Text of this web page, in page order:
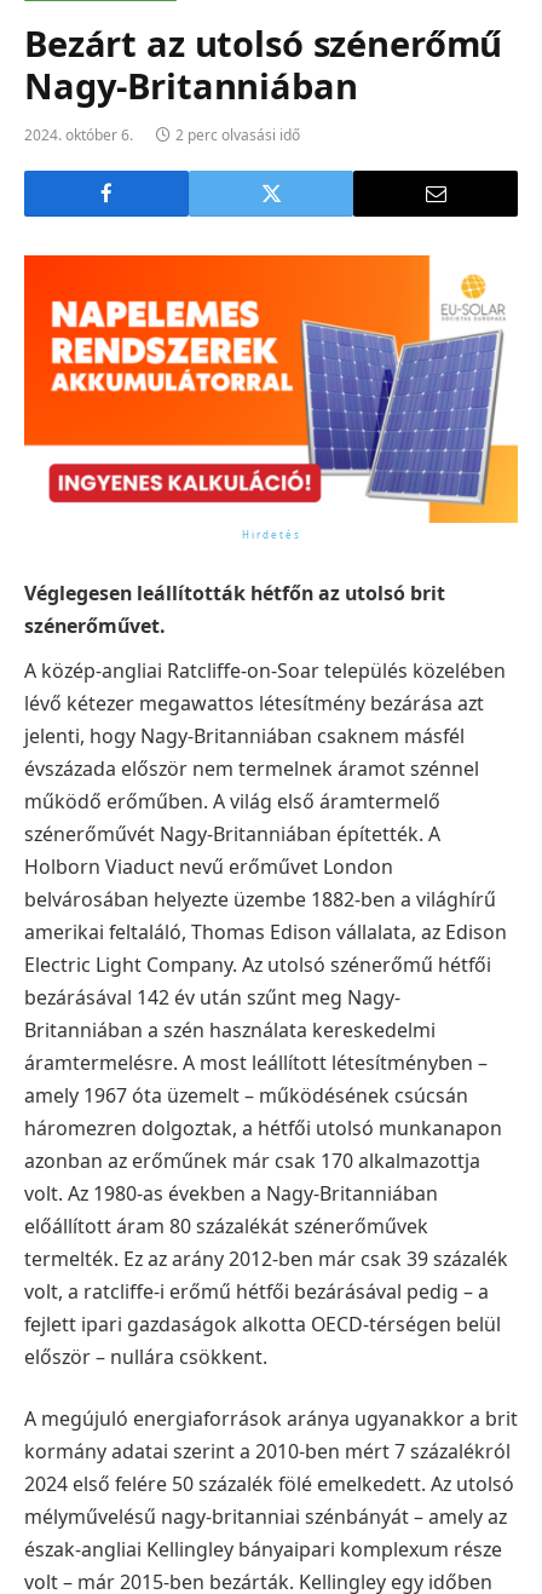
Bezárt az utolsó szénerőmű
Nagy-Britanniában
2024. október 6. 2 perc olvasási idő
Véglegesen leállították hétfőn az utolsó brit
szénerőművet.
A közép-angliai Ratcliffe-on-Soar település közelében
lévő kétezer megawattos létesítmény bezárása azt
jelenti, hogy Nagy-Britanniában csaknem másfél
évszázada először nem termelnek áramot szénnel
működő erőműben. A világ első áramtermelő
szénerőművét Nagy-Britanniában építették. A
Holborn Viaduct nevű erőművet London
belvárosában helyezte üzembe 1882-ben a világhírű
amerikai feltaláló, Thomas Edison vállalata, az Edison
Electric Light Company. Az utolsó szénerőmű hétfői
bezárásával 142 év után szűnt meg Nagy-
Britanniában a szén használata kereskedelmi
áramtermelésre. A most leállított létesítményben –
amely 1967 óta üzemelt – működésének csúcsán
háromezren dolgoztak, a hétfői utolsó munkanapon
azonban az erőműnek már csak 170 alkalmazottja
volt. Az 1980-as években a Nagy-Britanniában
előállított áram 80 százalékát szénerőművek
termelték. Ez az arány 2012-ben már csak 39 százalék
volt, a ratcliffe-i erőmű hétfői bezárásával pedig – a
fejlett ipari gazdaságok alkotta OECD-térségen belül
először – nullára csökkent.
A megújuló energiaforrások aránya ugyanakkor a brit
kormány adatai szerint a 2010-ben mért 7 százalékról
2024 első felére 50 százalék fölé emelkedett. Az utolsó
mélyművelésű nagy-britanniai szénbányát – amely az
észak-angliai Kellingley bányaipari komplexum része
volt – már 2015-ben bezárták. Kellingley egy időben